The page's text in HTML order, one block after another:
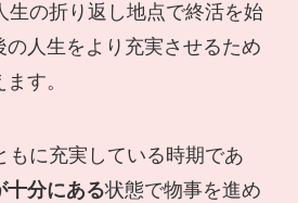
生の折り返し地点で終活を始
人生をより充実させるため
す。
もに充実している時期であ
十分にある状態で物事を進め